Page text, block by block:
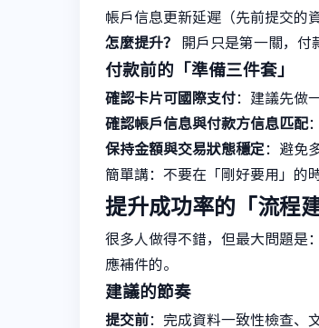
帳戶信息更新延遲（先前提交的
怎麼提升？
開戶只是第一關，付
付款前的「準備三件套」
確認卡片可國際支付：建議先做
確認帳戶信息與付款方信息匹配
保持金額與交易狀態穩定 ：避免
簡單講：不要在「剛好要用」的
提升成功率的「流程
很多人做得不錯，但最大問題是
應補件的。
建議的節奏
提交前：完成資料一致性檢查、